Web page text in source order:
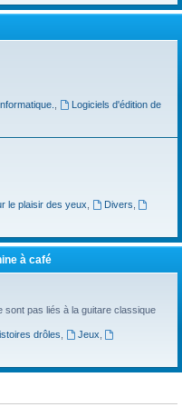
Logiciels d'édition de
le plaisir des yeux Divers
à café
sont pas liés à la guitare classique
drôles Jeux